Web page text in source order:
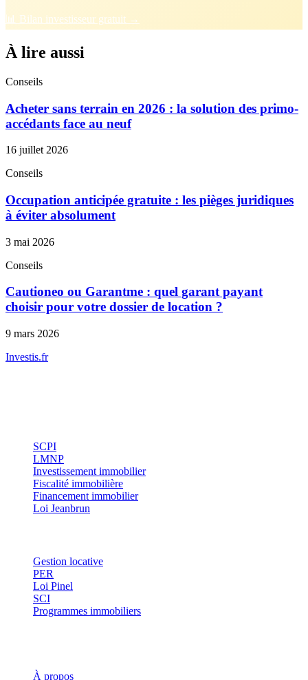
📊 Bilan investisseur gratuit →
À lire aussi
Conseils
Acheter sans terrain en 2026 : la solution des primo-
accédants face au neuf
16 juillet 2026
Conseils
Occupation anticipée gratuite : les pièges juridiques
à éviter absolument
3 mai 2026
Conseils
Cautioneo ou Garantme : quel garant payant
choisir pour votre dossier de location ?
9 mars 2026
Investis.fr
SCPI
LMNP
Investissement immobilier
Fiscalité immobilière
Financement immobilier
Loi Jeanbrun
Gestion locative
PER
Loi Pinel
SCI
Programmes immobiliers
À propos